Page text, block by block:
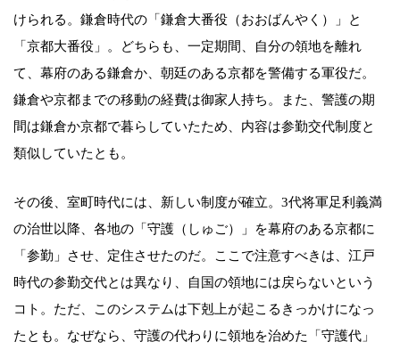
けられる。鎌倉時代の「鎌倉大番役（おおばんやく）」と
「京都大番役」。どちらも、一定期間、自分の領地を離れ
て、幕府のある鎌倉か、朝廷のある京都を警備する軍役だ。
鎌倉や京都までの移動の経費は御家人持ち。また、警護の期
間は鎌倉か京都で暮らしていたため、内容は参勤交代制度と
類似していたとも。
その後、室町時代には、新しい制度が確立。3代将軍足利義満
の治世以降、各地の「守護（しゅご）」を幕府のある京都に
「参勤」させ、定住させたのだ。ここで注意すべきは、江戸
時代の参勤交代とは異なり、自国の領地には戻らないという
コト。ただ、このシステムは下剋上が起こるきっかけになっ
たとも。なぜなら、守護の代わりに領地を治めた「守護代」